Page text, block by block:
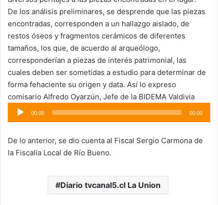
De los análisis preliminares, se desprende que las piezas
encontradas, corresponden a un hallazgo aislado, de
restos óseos y fragmentos cerámicos de diferentes
tamaños, los que, de acuerdo al arqueólogo,
corresponderían a piezas de interés patrimonial, las
cuales deben ser sometidas a estudio para determinar de
forma fehaciente su origen y data. Así lo expreso
comisario Alfredo Oyarzún, Jefe de la BIDEMA Valdivia
Reproductor
de
00:00 00:00
De lo anterior, se dio cuenta al Fiscal Sergio Carmona de
la Fiscalía Local de Río Bueno.
Diario tvcanal5.cl La Union